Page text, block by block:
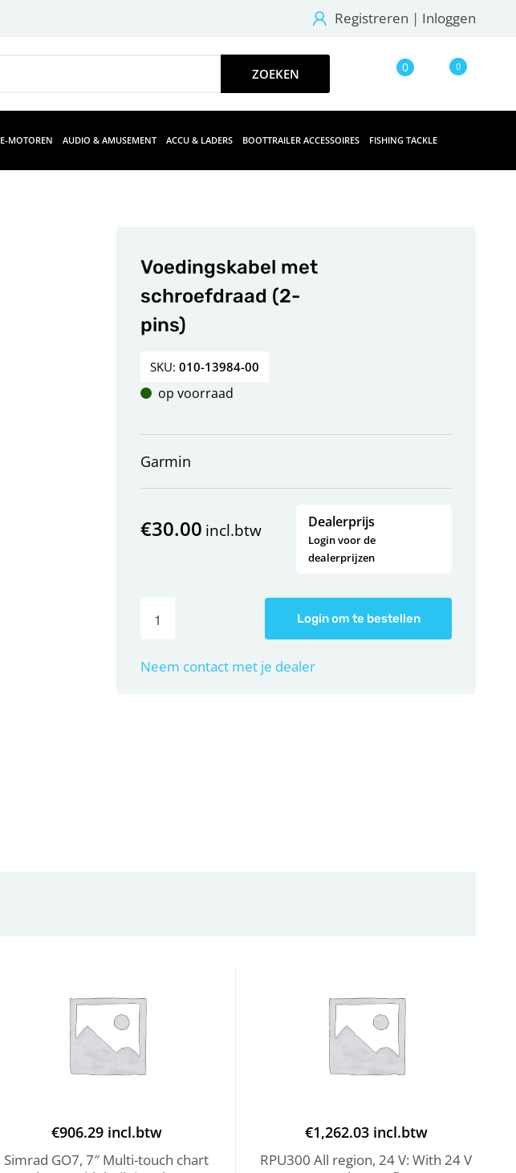
Registreren | Inloggen
0 0
E-MOTOREN AUDIO & AMUSEMENT ACCU & LADERS BOOTTRAILER ACCESSOIRES FISHING TACKLE
Voedingskabel met
schroefdraad (2-
pins)
SKU:010-13984-00
op voorraad
Garmin
€30.00 incl.btw Dealerprijs
Login voor de
dealerprijzen
Login om te bestellen
Neem contact met je dealer
€906.29 incl.btw
Simrad GO7, 7″ Multi-touch chart
€1,262.03 incl.btw
RPU300 All region, 24 V: With 24 V